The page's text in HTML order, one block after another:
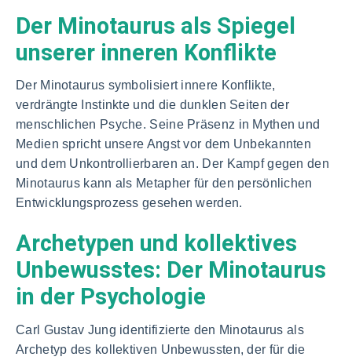
Der Minotaurus als Spiegel
unserer inneren Konflikte
Der Minotaurus symbolisiert innere Konflikte,
verdrängte Instinkte und die dunklen Seiten der
menschlichen Psyche. Seine Präsenz in Mythen und
Medien spricht unsere Angst vor dem Unbekannten
und dem Unkontrollierbaren an. Der Kampf gegen den
Minotaurus kann als Metapher für den persönlichen
Entwicklungsprozess gesehen werden.
Archetypen und kollektives
Unbewusstes: Der Minotaurus
in der Psychologie
Carl Gustav Jung identifizierte den Minotaurus als
Archetyp des kollektiven Unbewussten, der für die